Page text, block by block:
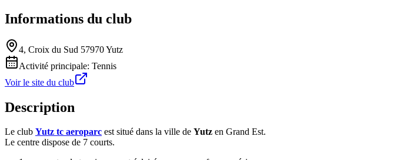
Informations du club
4, Croix du Sud 57970 Yutz
Activité principale: Tennis
Voir le site du club
Description
Le club Yutz tc aeroparc est situé dans la ville de Yutz en Grand Est.
Le centre dispose de 7 courts.